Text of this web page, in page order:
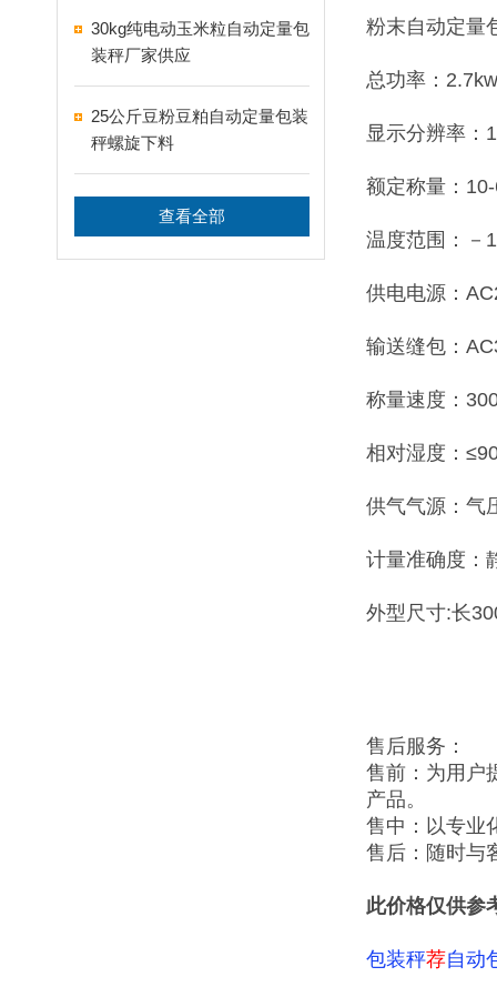
30kg纯电动玉米粒自动定量包
装秤厂家供应
25公斤豆粉豆粕自动定量包装
秤螺旋下料
查看全部
粉末自动定量
总功率：2.7kw
显示分辨率：
额定称量：
温度范围：－
供电电源：
输送缝包：
称量速度：
相对湿度：
供气气源：气
计量准确度：
外型尺寸:长
售后服务：
售前：为用户
产品。
售中：以专业
售后：随时与
此价格仅供参
包装秤荐自动